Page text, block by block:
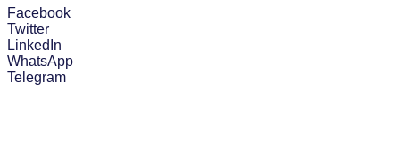
Facebook
Twitter
LinkedIn
WhatsApp
Telegram